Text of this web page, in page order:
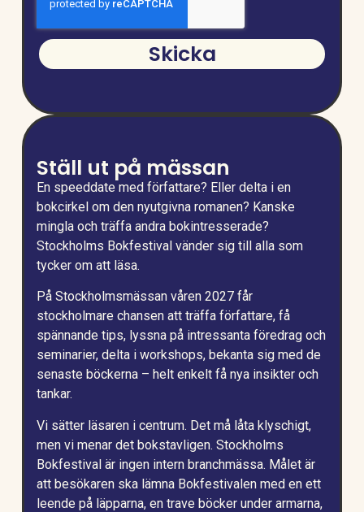
Ställ ut på mässan
En speeddate med författare? Eller delta i en
bokcirkel om den nyutgivna romanen? Kanske
mingla och träffa andra bokintresserade?
Stockholms Bokfestival vänder sig till alla som
tycker om att läsa.
På Stockholmsmässan våren 2027 får
stockholmare chansen att träffa författare, få
spännande tips, lyssna på intressanta föredrag och
seminarier, delta i workshops, bekanta sig med de
senaste böckerna – helt enkelt få nya insikter och
tankar.
Vi sätter läsaren i centrum. Det må låta klyschigt,
men vi menar det bokstavligen. Stockholms
Bokfestival är ingen intern branchmässa. Målet är
att besökaren ska lämna Bokfestivalen med en ett
leende på läpparna, en trave böcker under armarna,
Skicka